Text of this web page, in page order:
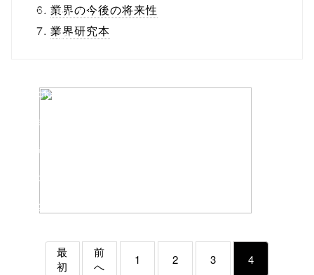
buttons.php on
line10
onclick="windo
w.open(this.hre
f, 'Gwindow',
'width=550,
height=450,
toolbar=no,
業界の今後の将来性
業界研究本
最
初
前
へ
1 2 3 4